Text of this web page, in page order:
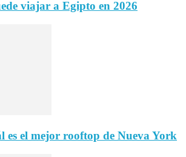
viajar a Egipto en 2026
es el mejor rooftop de Nueva York